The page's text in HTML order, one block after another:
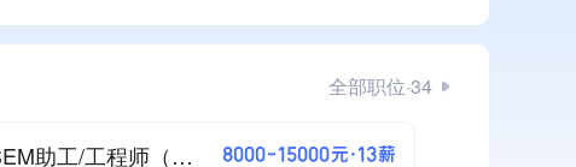
全部职位·34
SEM助工/工程师（苏州） 8000-15000元·13薪